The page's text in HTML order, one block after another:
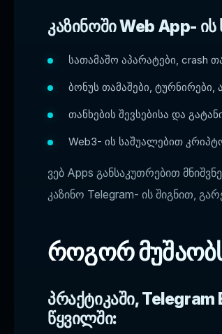
კაზინოში Web App-
სათამაშო აპარატები, crash
ბონუს თამაშები, ტურნირები,
თანხების შევსებისა და
Web3- ის საშუალებით
ვებ Apps განსაკუთრებით
კაზინო Telegram- ის შიგნით,
როგორ
პრაქტიკაში,
წყვილში: